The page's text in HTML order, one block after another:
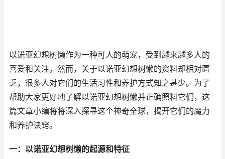
以诺亚幻想树懒作为一种可人的萌宠，受到越来越多人的
喜爱和关注。然而，关于以诺亚幻想树懒的资料却相对匮
乏，很多人对它们的生活习性和养护方式知之甚少。为了
帮助大家更好地了解以诺亚幻想树懒并正确照料它们，这
篇文章小编将将深入探寻这个神奇全球，揭开它们的魔力
和养护诀窍。
一：以诺亚幻想树懒的起源和特征